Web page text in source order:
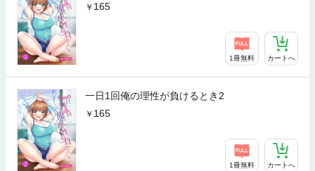
165
1冊無料 カートへ
一日1回俺の理性が負けるとき2
165
1冊無料 カートへ